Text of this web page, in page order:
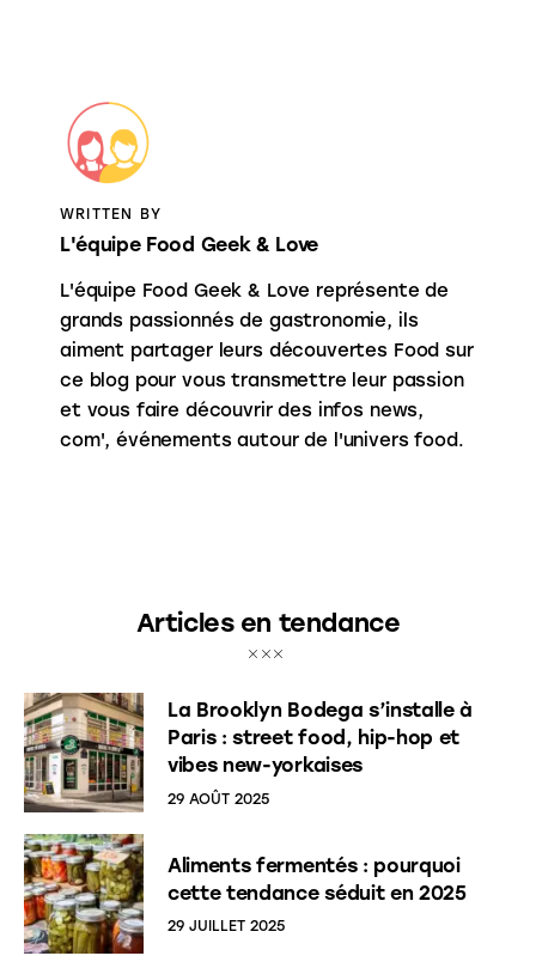
WRITTEN BY
L'équipe Food Geek & Love
L'équipe Food Geek & Love représente de
grands passionnés de gastronomie, ils
aiment partager leurs découvertes Food sur
ce blog pour vous transmettre leur passion
et vous faire découvrir des infos news,
com', événements autour de l'univers food.
Articles en tendance
La Brooklyn Bodega s’installe à
Paris : street food, hip-hop et
vibes new-yorkaises
29 AOÛT 2025
Aliments fermentés : pourquoi
cette tendance séduit en 2025
29 JUILLET 2025